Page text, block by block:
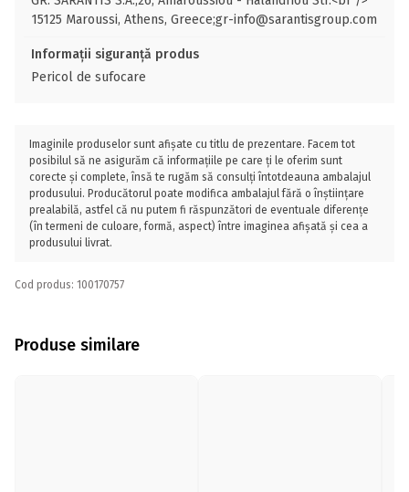
15125 Maroussi, Athens, Greece;gr-info@sarantisgroup.com
Informații siguranță produs
Pericol de sufocare
Imaginile produselor sunt afișate cu titlu de prezentare. Facem tot
posibilul să ne asigurăm că informațiile pe care ți le oferim sunt
corecte și complete, însă te rugăm să consulți întotdeauna ambalajul
produsului. Producătorul poate modifica ambalajul fără o înștiințare
prealabilă, astfel că nu putem fi răspunzători de eventuale diferențe
(în termeni de culoare, formă, aspect) între imaginea afișată și cea a
produsului livrat.
Cod produs: 100170757
Produse similare